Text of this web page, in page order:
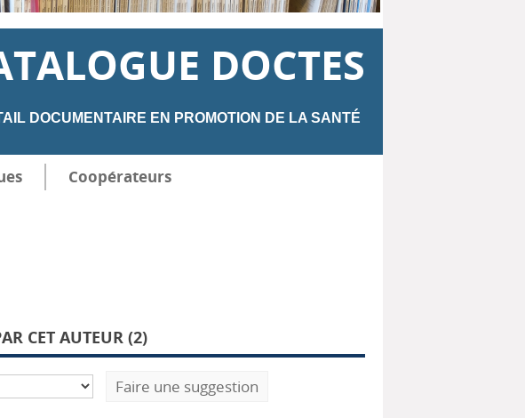
DOCTES
DOCUMENTAIRE EN PROMOTION DE LA SANTÉ
Coopérateurs
CET AUTEUR (2)
Faire une suggestion